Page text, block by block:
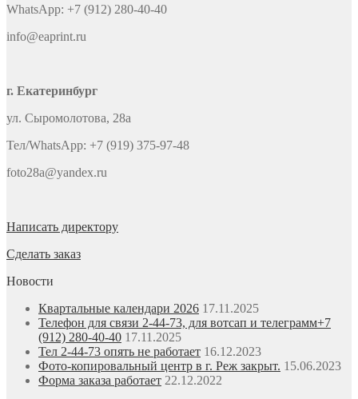
WhatsApp: +7 (912) 280-40-40
info@eaprint.ru
г. Екатеринбург
ул. Сыромолотова, 28а
Тел/WhatsApp: +7 (919) 375-97-48
foto28a@yandex.ru
Написать директору
Сделать заказ
Новости
Квартальные календари 2026 17.11.2025
Телефон для связи 2-44-73, для вотсап и телеграмм+7
(912) 280-40-40 17.11.2025
Тел 2-44-73 опять не работает 16.12.2023
Фото-копировальный центр в г. Реж закрыт. 15.06.2023
Форма заказа работает 22.12.2022